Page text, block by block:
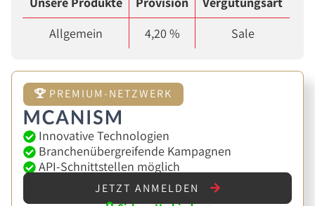
Allgemein
4,20 % Sale
PREMIUM-NETZWERK
Innovative Technologien
Branchenübergreifende Kampagnen
API-Schnittstellen möglich
JETZT ANMELDEN